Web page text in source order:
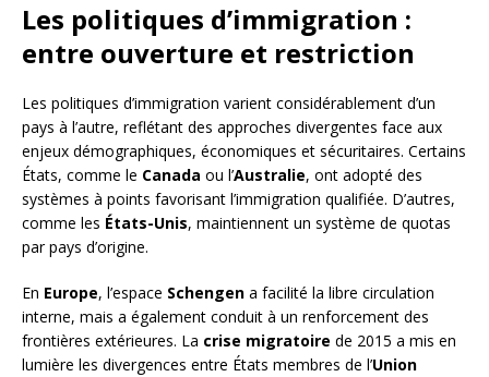
Les politiques d’immigration :
entre ouverture et restriction
Les politiques d’immigration varient considérablement d’un
pays à l’autre, reflétant des approches divergentes face aux
enjeux démographiques, économiques et sécuritaires. Certains
États, comme le Canada ou l’Australie, ont adopté des
systèmes à points favorisant l’immigration qualifiée. D’autres,
comme les États-Unis, maintiennent un système de quotas
par pays d’origine.
En Europe, l’espace Schengen a facilité la libre circulation
interne, mais a également conduit à un renforcement des
frontières extérieures. La crise migratoire de 2015 a mis en
lumière les divergences entre États membres de l’Union